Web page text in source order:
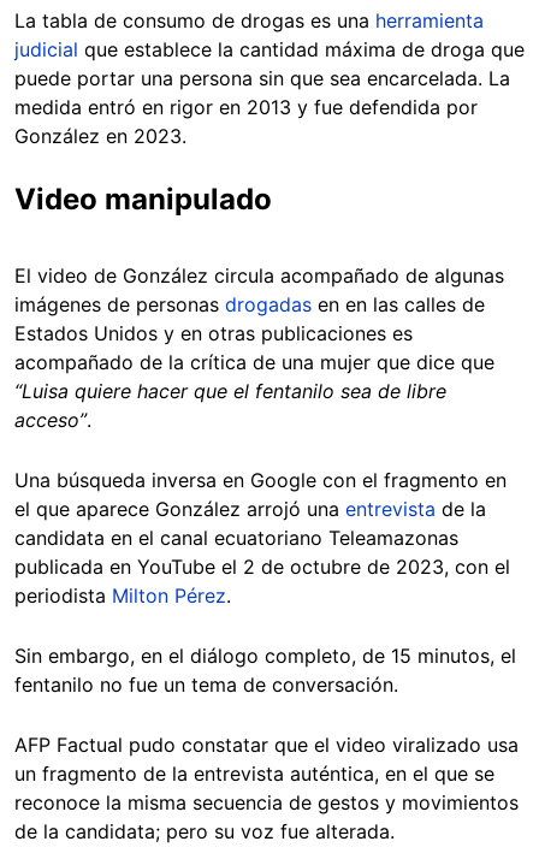
La tabla de consumo de drogas es una herramienta
judicial que establece la cantidad máxima de droga que
puede portar una persona sin que sea encarcelada. La
medida entró en rigor en 2013 y fue defendida por
González en 2023.
Video manipulado
El video de González circula acompañado de algunas
imágenes de personas drogadas en en las calles de
Estados Unidos y en otras publicaciones es
acompañado de la crítica de una mujer que dice que
“Luisa quiere hacer que el fentanilo sea de libre
acceso”.
Una búsqueda inversa en Google con el fragmento en
el que aparece González arrojó una entrevista de la
candidata en el canal ecuatoriano Teleamazonas
publicada en YouTube el 2 de octubre de 2023, con el
periodista Milton Pérez.
Sin embargo, en el diálogo completo, de 15 minutos, el
fentanilo no fue un tema de conversación.
AFP Factual pudo constatar que el video viralizado usa
un fragmento de la entrevista auténtica, en el que se
reconoce la misma secuencia de gestos y movimientos
de la candidata; pero su voz fue alterada.